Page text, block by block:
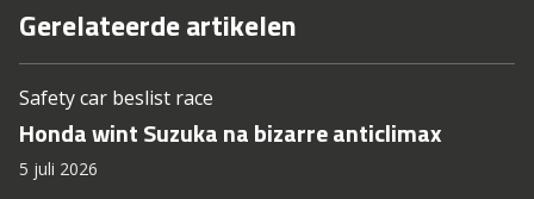
Gerelateerde artikelen
Safety car beslist race
Honda wint Suzuka na bizarre anticlimax
5 juli 2026